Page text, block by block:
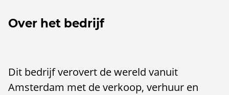
Over het bedrijf
Dit bedrijf verovert de wereld vanuit
Amsterdam met de verkoop, verhuur en